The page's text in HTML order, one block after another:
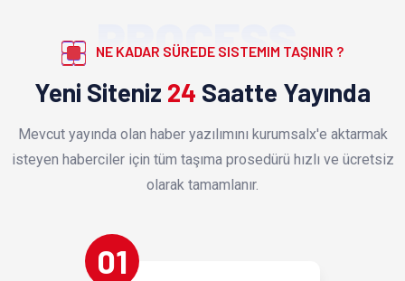
PROCESS
NE KADAR SÜREDE SISTEMIM TAŞINIR ?
Yeni Siteniz 24 Saatte Yayında
Mevcut yayında olan haber yazılımını kurumsalx'e aktarmak
isteyen haberciler için tüm taşıma prosedürü hızlı ve ücretsiz
olarak tamamlanır.
01